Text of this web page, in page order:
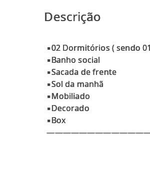
Descrição
▪02 Dormitórios ( sendo
▪Banho social
▪Sacada de frente
▪Sol da manhã
▪Mobiliado
▪Decorado
▪Box